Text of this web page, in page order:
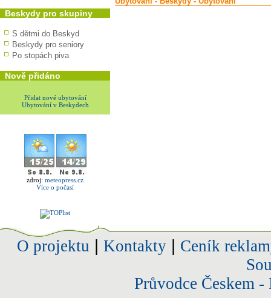
Beskydy pro skupiny
S dětmi do Beskyd
Beskydy pro seniory
Po stopách piva
Nově přidáno
Přidat nové ubytování
Ubytování v Beskydech
zdroj: meteopress.cz
Více o počasí
O projektu Kontakty| Ceník
Průvodce Českem